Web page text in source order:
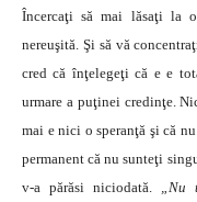
Încercaţi să mai lăsaţi la
nereuşită. Şi să vă
cred că înţelegeţi că e e
urmare a puţinei credinţe.
mai e nici o speranţă şi că
permanent că nu sunteţi
v-a părăsi niciodată. „Nu